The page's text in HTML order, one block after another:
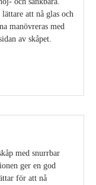
att nå glas och
manövreras med
av skåpet.
med snurrbar
ger en god
för att nå